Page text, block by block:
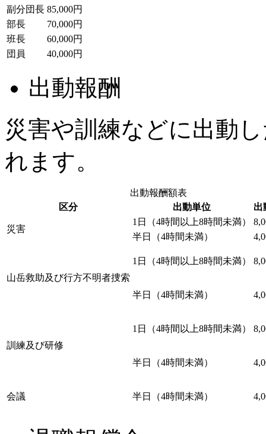
副分団長 85,000円
部長
70,000円
班長
60,000円
団員
40,000円
出動報酬
災害や訓練などに出動
れます。
出動報酬額表
区分
出動単位 出
災害
1日（4時間以上8時間未満）
半日（4時間未満）
山岳救助及び行方不明者捜索
1日（4時間以上8時間未満）
半日（4時間未満）
訓練及び研修
1日（4時間以上8時間未満）
半日（4時間未満）
会議 半日（4時間未満）